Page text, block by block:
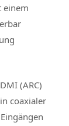
einem
(ARC)
coaxialer